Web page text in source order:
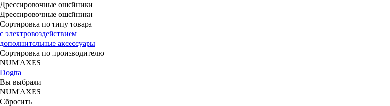
Дрессировочные ошейники
Дрессировочные ошейники
Сортировка по типу товара
с электро­воздействием
дополнительные аксессуары
Сортировка по производителю
NUM'AXES
Dogtra
Вы выбрали
NUM'AXES
Сбросить